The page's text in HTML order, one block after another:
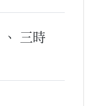
、 三時